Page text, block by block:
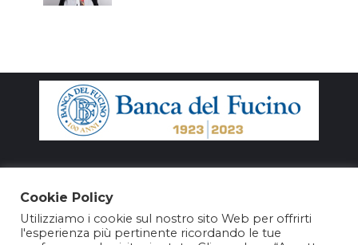
Cookie Policy
Utilizziamo i cookie sul nostro sito Web per offrirti
l'esperienza più pertinente ricordando le tue